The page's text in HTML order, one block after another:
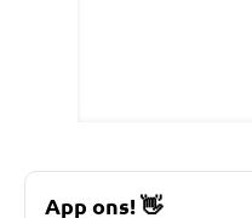
App ons!👋